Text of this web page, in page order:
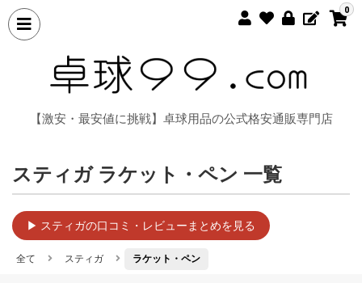
0
【激安・最安値に挑戦】卓球用品の公式格安通販専門店
スティガ ラケット・ペン 一覧
▶ スティガの口コミ・レビューまとめを見る
全て スティガ ラケット・ペン